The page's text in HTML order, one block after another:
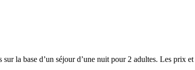
la base d’un séjour d’une nuit pour 2 adultes. Les prix